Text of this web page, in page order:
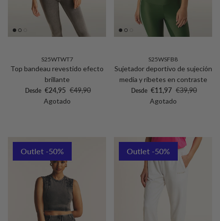
S25WTWT7
Top bandeau revestido efecto
brillante
Precio de venta
Desde €24,95 Precio normal
€49,90
Agotado
S25WSFB8
Sujetador deportivo de sujeción
media y ribetes en contraste
Precio de venta
Desde €11,97 Precio normal
€39,90
Agotado
Outlet -50% Outlet -50%